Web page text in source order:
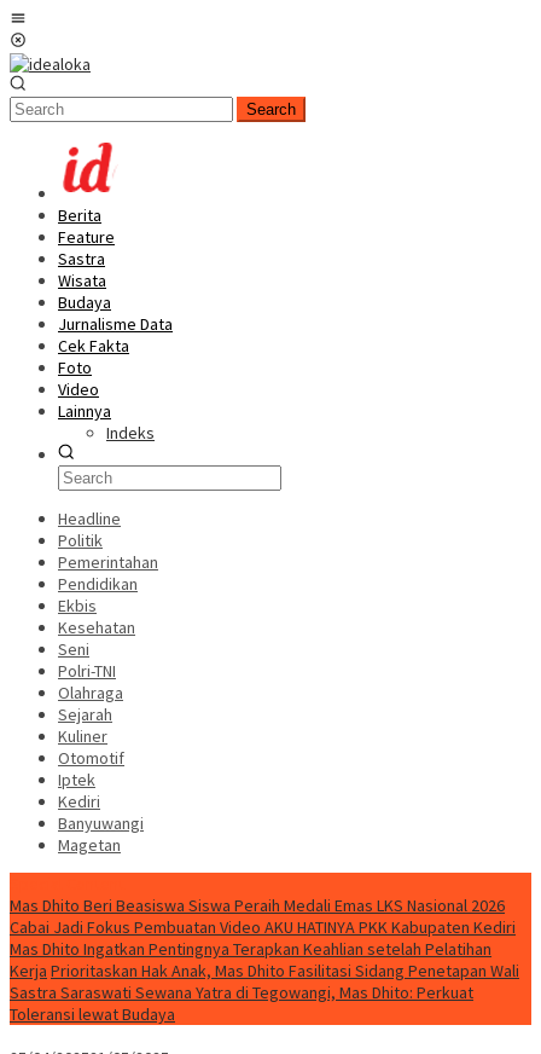
Skip
to
content
Search
Berita
Feature
Sastra
Wisata
Budaya
Jurnalisme Data
Cek Fakta
Foto
Video
Lainnya
Indeks
Headline
Politik
Pemerintahan
Pendidikan
Ekbis
Kesehatan
Seni
Polri-TNI
Olahraga
Sejarah
Kuliner
Otomotif
Iptek
Kediri
Banyuwangi
Magetan
Mas Dhito Beri Beasiswa Siswa Peraih Medali Emas LKS Nasional 2026
Cabai Jadi Fokus Pembuatan Video AKU HATINYA PKK Kabupaten Kediri
Mas Dhito Ingatkan Pentingnya Terapkan Keahlian setelah Pelatihan
Kerja Prioritaskan Hak Anak, Mas Dhito Fasilitasi Sidang Penetapan Wali
Sastra Saraswati Sewana Yatra di Tegowangi, Mas Dhito: Perkuat
Toleransi lewat Budaya